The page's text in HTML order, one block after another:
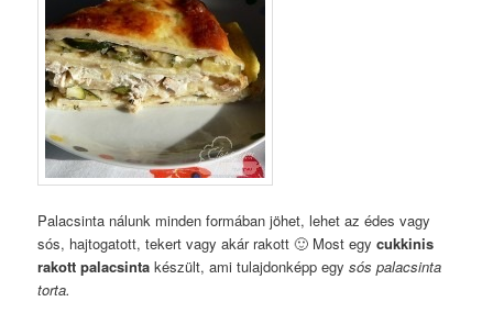
Palacsinta nálunk minden formában jöhet, lehet az édes vagy
sós, hajtogatott, tekert vagy akár rakott 🙂 Most egycukkinis
rakott palacsinta készült, ami tulajdonképp egysós palacsinta
torta.